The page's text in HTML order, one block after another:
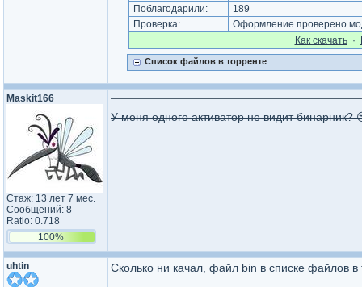
Поблагодарили:
189
Проверка:
Оформление проверено
Как cкачать·
Список файлов в торренте
Maskit166
Стаж: 13 лет 7 мес.
Сообщений: 8
Ratio: 0.718
100%
У меня одного активатор не видит бинарник?
uhtin Сколько ни качал, файл bin в списке файлов в